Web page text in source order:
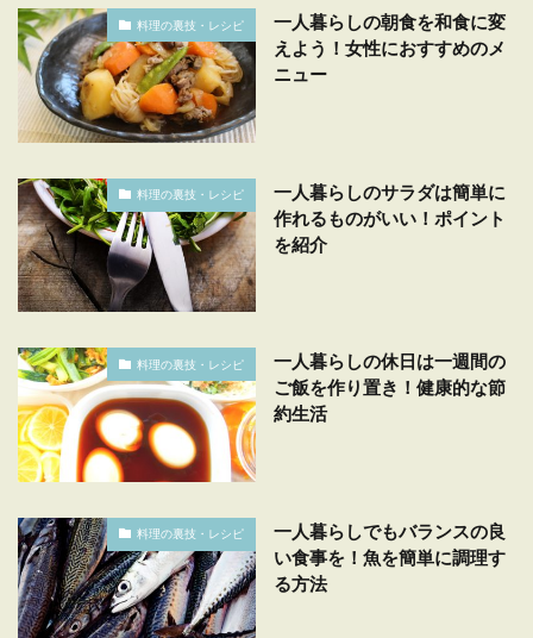
料理の裏技・レシピ
一人暮らしの朝食を和食に変
えよう！女性におすすめのメ
ニュー
料理の裏技・レシピ
一人暮らしのサラダは簡単に
作れるものがいい！ポイント
を紹介
料理の裏技・レシピ
一人暮らしの休日は一週間の
ご飯を作り置き！健康的な節
約生活
料理の裏技・レシピ
一人暮らしでもバランスの良
い食事を！魚を簡単に調理す
る方法